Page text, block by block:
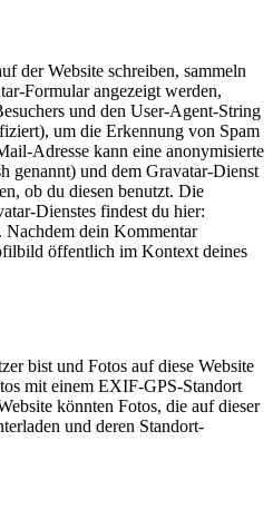
der Website schreiben, sammeln
Formular angezeigt werden,
und den User-Agent-String
um die Erkennung von Spam
Adresse kann eine anonymisierte
genannt) und dem Gravatar-Dienst
ob du diesen benutzt. Die
Dienstes findest du hier:
dein Kommentar
öffentlich im Kontext deines
bist und Fotos auf diese Website
mit einem EXIF-GPS-Standort
könnten Fotos, die auf dieser
und deren Standort-